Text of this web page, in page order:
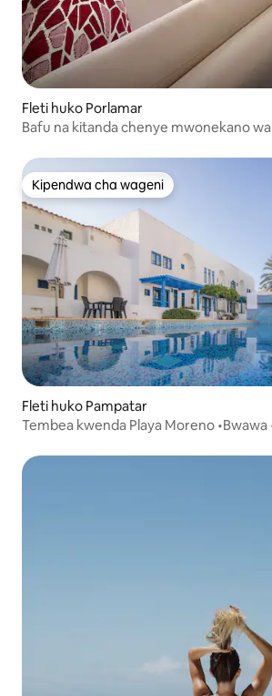
Fleti huko Porlamar
Bafu na kitanda chenye mwonekano
Kipendwa cha wageni
Kipendwa cha wageni
Fleti huko Pampatar
Tembea kwenda Playa Moreno •Bwawa